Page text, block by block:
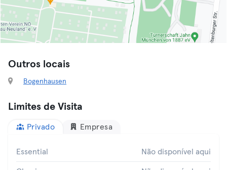
Outros locais
Bogenhausen
Limites de Visita
Privado Empresa
Essential Não disponível aqui